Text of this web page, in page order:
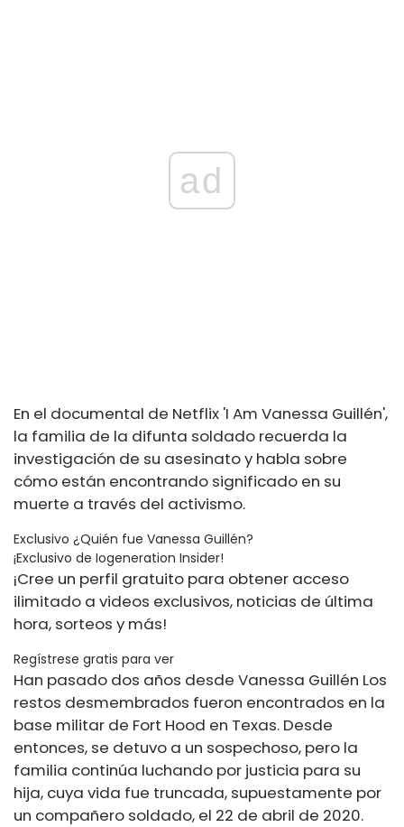
ad
En el documental de Netflix 'I Am Vanessa Guillén',
la familia de la difunta soldado recuerda la
investigación de su asesinato y habla sobre
cómo están encontrando significado en su
muerte a través del activismo.
Exclusivo ¿Quién fue Vanessa Guillén?
¡Exclusivo de Iogeneration Insider!
¡Cree un perfil gratuito para obtener acceso
ilimitado a videos exclusivos, noticias de última
hora, sorteos y más!
Regístrese gratis para ver
Han pasado dos años desde Vanessa Guillén Los
restos desmembrados fueron encontrados en la
base militar de Fort Hood en Texas. Desde
entonces, se detuvo a un sospechoso, pero la
familia continúa luchando por justicia para su
hija, cuya vida fue truncada, supuestamente por
un compañero soldado, el 22 de abril de 2020.